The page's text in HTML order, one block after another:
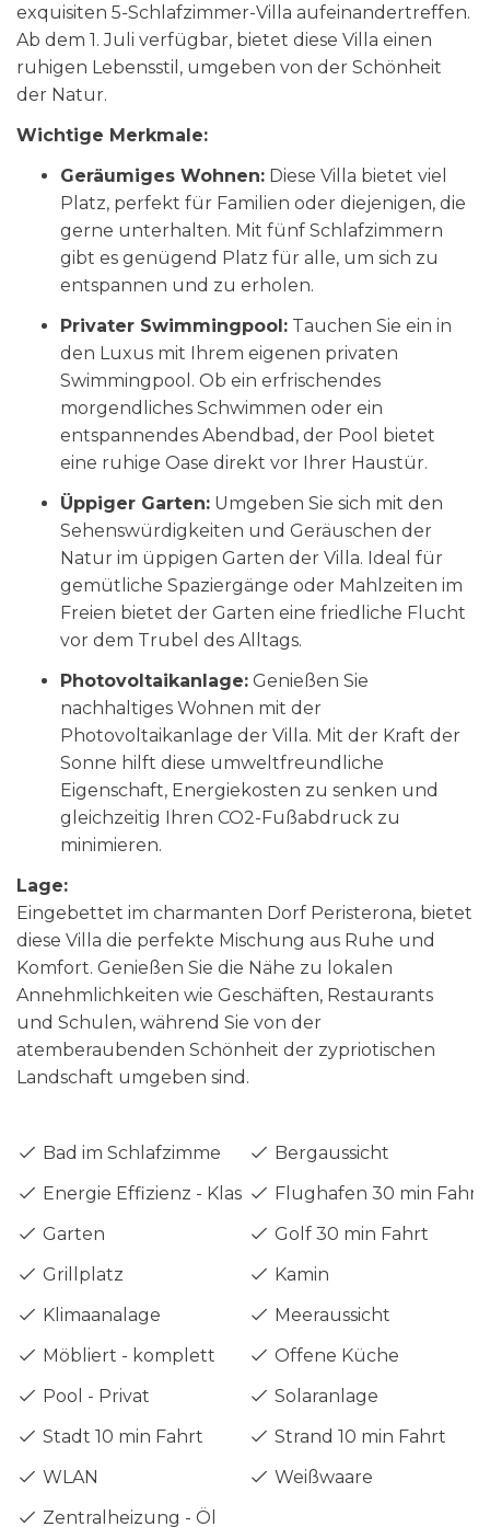
exquisiten 5-Schlafzimmer-Villa aufeinandertreffen.
Ab dem 1. Juli verfügbar, bietet diese Villa einen
ruhigen Lebensstil, umgeben von der Schönheit
der Natur.
Wichtige Merkmale:
Geräumiges Wohnen: Diese Villa bietet viel
Platz, perfekt für Familien oder diejenigen, die
gerne unterhalten. Mit fünf Schlafzimmern
gibt es genügend Platz für alle, um sich zu
entspannen und zu erholen.
Privater Swimmingpool: Tauchen Sie ein in
den Luxus mit Ihrem eigenen privaten
Swimmingpool. Ob ein erfrischendes
morgendliches Schwimmen oder ein
entspannendes Abendbad, der Pool bietet
eine ruhige Oase direkt vor Ihrer Haustür.
Üppiger Garten: Umgeben Sie sich mit den
Sehenswürdigkeiten und Geräuschen der
Natur im üppigen Garten der Villa. Ideal für
gemütliche Spaziergänge oder Mahlzeiten im
Freien bietet der Garten eine friedliche Flucht
vor dem Trubel des Alltags.
Photovoltaikanlage: Genießen Sie
nachhaltiges Wohnen mit der
Photovoltaikanlage der Villa. Mit der Kraft der
Sonne hilft diese umweltfreundliche
Eigenschaft, Energiekosten zu senken und
gleichzeitig Ihren CO2-Fußabdruck zu
minimieren.
Lage:
Eingebettet im charmanten Dorf Peristerona, bietet
diese Villa die perfekte Mischung aus Ruhe und
Komfort. Genießen Sie die Nähe zu lokalen
Annehmlichkeiten wie Geschäften, Restaurants
und Schulen, während Sie von der
atemberaubenden Schönheit der zypriotischen
Landschaft umgeben sind.
Bad im Schlafzimme
Bergaussicht
Energie Effizienz - Klasse CFlughafen 30 min Fahrt
Garten
Golf 30 min Fahrt
Grillplatz
Kamin
Klimaanalage
Meeraussicht
Möbliert - komplett
Offene Küche
Pool - Privat
Solaranlage
Stadt 10 min Fahrt
Strand 10 min Fahrt
WLAN
Weißwaare
Zentralheizung - Öl